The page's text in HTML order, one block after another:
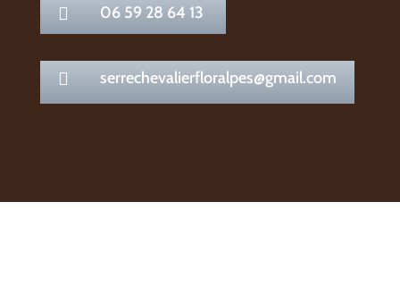
 06 59 28 64 13
 serrechevalierfloralpes@gmail.com